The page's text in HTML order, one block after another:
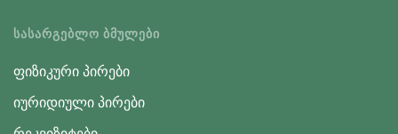
ᲡᲐᲡᲐᲠᲒᲔᲑᲚᲝ ᲑᲛᲣᲚᲔᲑᲘ
ფიზიკური პირები
იურიდიული პირები